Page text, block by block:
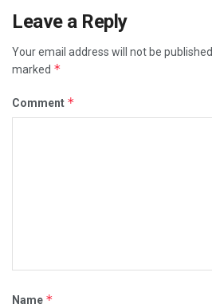
Leave a Reply
Your email address will not be published.
marked *
Comment *
Name *